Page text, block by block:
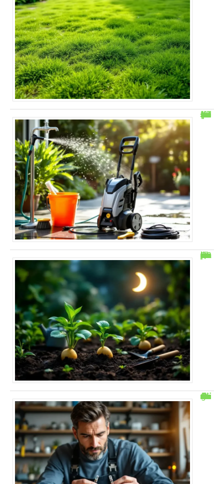
“Mon Karcher tourne mais ne monte pas en pression : solutions rapides”
Quand planter les pommes de terre avec la lune ?
Comment savoir si un fusible est grillé sans multimetre